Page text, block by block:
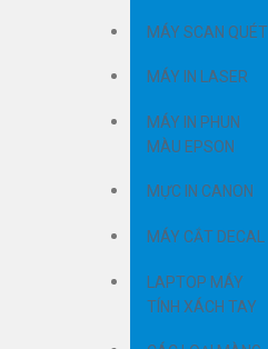
MÁY SCAN QUÉT
MÁY IN LASER
MÁY IN PHUN
MÀU EPSON
MỰC IN CANON
MÁY CẮT DECAL
LAPTOP MÁY
TÍNH XÁCH TAY